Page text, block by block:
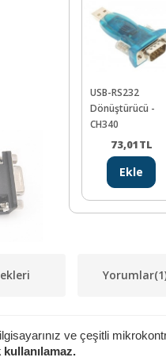
USB-RS232
Dönüştürücü -
CH340
73,01TL
Ekle
Yorumlar
ve çeşitli
kullanılamaz.